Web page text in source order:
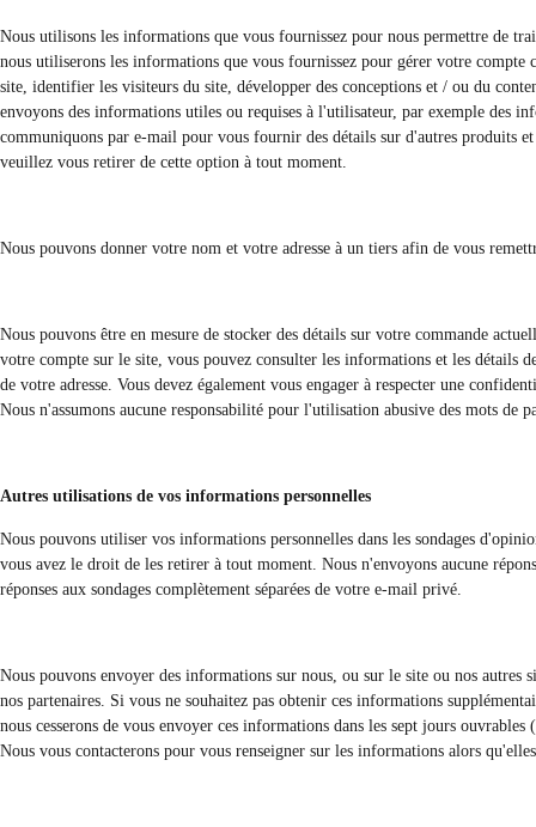
Nous utilisons les informations que vous fournissez pour nous permettre de
nous utiliserons les informations que vous fournissez pour gérer votre
site, identifier les visiteurs du site, développer des conceptions et / ou du
envoyons des informations utiles ou requises à l'utilisateur, par exemple des
communiquons par e-mail pour vous fournir des détails sur d'autres produits
veuillez vous retirer de cette option à tout moment.
Nous pouvons donner votre nom et votre adresse à un tiers afin de vous
Nous pouvons être en mesure de stocker des détails sur votre commande
votre compte sur le site, vous pouvez consulter les informations et les détails
de votre adresse. Vous devez également vous engager à respecter une
Nous n'assumons aucune responsabilité pour l'utilisation abusive des mots de
Autres utilisations de vos informations personnelles
Nous pouvons utiliser vos informations personnelles dans les sondages
vous avez le droit de les retirer à tout moment. Nous n'envoyons aucune
réponses aux sondages complètement séparées de votre e-mail privé.
Nous pouvons envoyer des informations sur nous, ou sur le site ou nos autres
nos partenaires. Si vous ne souhaitez pas obtenir ces informations
nous cesserons de vous envoyer ces informations dans les sept jours
Nous vous contacterons pour vous renseigner sur les informations alors